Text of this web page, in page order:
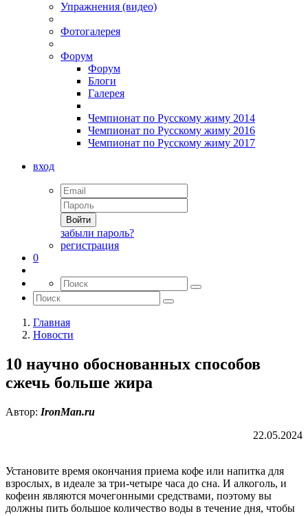
Упражнения (видео)
Фотогалерея
Форум
Форум
Блоги
Галерея
Чемпионат по Русскому жиму 2014
Чемпионат по Русскому жиму 2016
Чемпионат по Русскому жиму 2017
вход
Войти
забыли пароль?
регистрация
0
Главная
Новости
10 научно обоснованных способов
сжечь больше жира
Автор: IronMan.ru
22.05.2024
Установите время окончания приема кофе или напитка для
взрослых, в идеале за три-четыре часа до сна. И алкоголь, и
кофеин являются мочегонными средствами, поэтому вы
должны пить большое количество воды в течение дня, чтобы